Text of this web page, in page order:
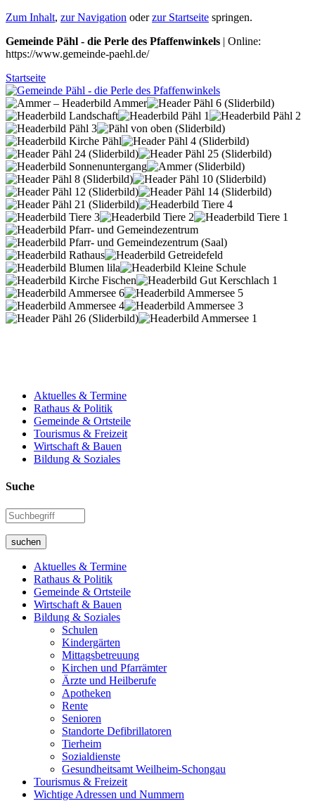
Zum Inhalt, zur Navigation oderzur Startseite springen.
Gemeinde Pähl - die Perle des Pfaffenwinkels | Online:
https://www.gemeinde-paehl.de/
Startseite
Aktuelles & Termine
Rathaus & Politik
Gemeinde & Ortsteile
Tourismus & Freizeit
Wirtschaft & Bauen
Bildung & Soziales
Suche
suchen
Aktuelles & Termine
Rathaus & Politik
Gemeinde & Ortsteile
Wirtschaft & Bauen
Bildung & Soziales
Schulen
Kindergärten
Mittagsbetreuung
Kirchen und Pfarrämter
Ärzte und Heilberufe
Apotheken
Rente
Senioren
Standorte Defibrillatoren
Tierheim
Sozialdienste
Gesundheitsamt Weilheim-Schongau
Tourismus & Freizeit
Wichtige Adressen und Nummern